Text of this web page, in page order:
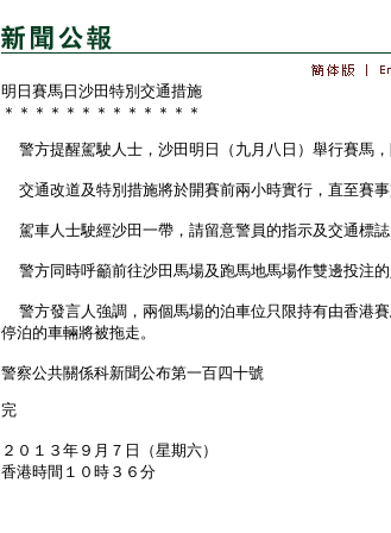
明日賽馬日沙田特別交通措施
＊＊＊＊＊＊＊＊＊＊＊＊＊
警方提醒駕駛人士，沙田明日（九月八日）舉行賽馬，
交通改道及特別措施將於開賽前兩小時實行，直至賽事
駕車人士駛經沙田一帶，請留意警員的指示及交通標誌
警方同時呼籲前往沙田馬場及跑馬地馬場作雙邊投注的
警方發言人強調，兩個馬場的泊車位只限持有由香港
停泊的車輛將被拖走。
警察公共關係科新聞公布第一百四十號
完
２０１３年９月７日（星期六）
香港時間１０時３６分